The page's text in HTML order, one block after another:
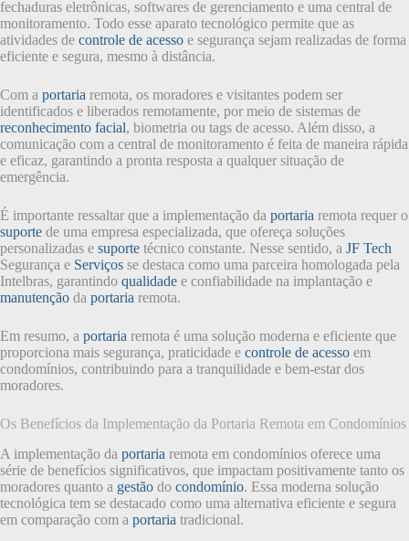
fechaduras eletrônicas, softwares de gerenciamento e uma central de
monitoramento. Todo esse aparato tecnológico permite que as
atividades de controle de acesso e segurança sejam realizadas de forma
eficiente e segura, mesmo à distância.
Com a portaria remota, os moradores e visitantes podem ser
identificados e liberados remotamente, por meio de sistemas de
reconhecimento facial, biometria ou tags de acesso. Além disso, a
comunicação com a central de monitoramento é feita de maneira rápida
e eficaz, garantindo a pronta resposta a qualquer situação de
emergência.
É importante ressaltar que a implementação da portaria remota requer o
suporte de uma empresa especializada, que ofereça soluções
personalizadas e suporte técnico constante. Nesse sentido, a JF Tech
Segurança e Serviços se destaca como uma parceira homologada pela
Intelbras, garantindo qualidade e confiabilidade na implantação e
manutenção da portaria remota.
Em resumo, a portaria remota é uma solução moderna e eficiente que
proporciona mais segurança, praticidade e controle de acesso em
condomínios, contribuindo para a tranquilidade e bem-estar dos
moradores.
Os Benefícios da Implementação da Portaria Remota em Condomínios
A implementação da portaria remota em condomínios oferece uma
série de benefícios significativos, que impactam positivamente tanto os
moradores quanto a gestão do condomínio. Essa moderna solução
tecnológica tem se destacado como uma alternativa eficiente e segura
em comparação com a portaria tradicional.